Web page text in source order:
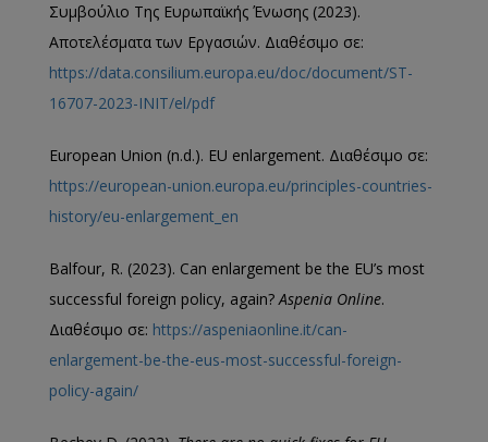
Συμβούλιο Της Ευρωπαϊκής Ένωσης (2023).
Aποτελέσματα των Εργασιών. Διαθέσιμο σε:
https://data.consilium.europa.eu/doc/document/ST-
16707-2023-INIT/el/pdf
European Union (n.d.). EU enlargement. Διαθέσιμο σε:
https://european-union.europa.eu/principles-countries-
history/eu-enlargement_en
Balfour, R. (2023). Can enlargement be the EU’s most
successful foreign policy, again?Aspenia Online.
Διαθέσιμο σε: https://aspeniaonline.it/can-
enlargement-be-the-eus-most-successful-foreign-
policy-again/